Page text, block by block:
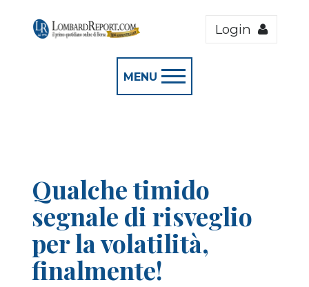
Login
MENU
Qualche timido
segnale di risveglio
per la volatilità,
finalmente!